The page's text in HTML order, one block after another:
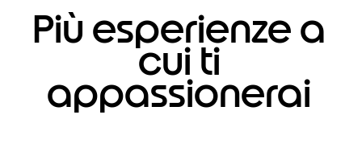
Più esperienze a
cui ti
appassionerai